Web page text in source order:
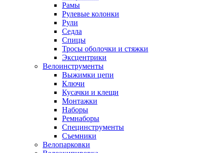
Рамы
Рулевые колонки
Рули
Седла
Спицы
Тросы оболочки и стяжки
Эксцентрики
Велоинструменты
Выжимки цепи
Ключи
Кусачки и клещи
Монтажки
Наборы
Ремнаборы
Специнструменты
Съемники
Велопарковки